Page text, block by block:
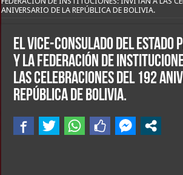
ANIVERSARIO DE LA REPÚBLICA DE BOLIVIA.
EL VICE-CONSULADO DEL ESTADO
Y LA FEDERACIÓN DE
LAS CELEBRACIONES DEL 192
REPÚBLICA DE BOLIVIA.